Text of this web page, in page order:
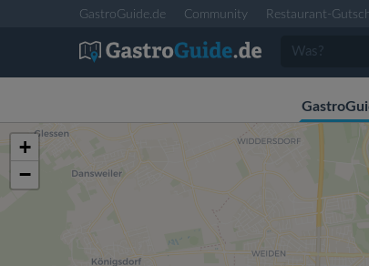
GastroGuide.de Community Restaurant-
+
−